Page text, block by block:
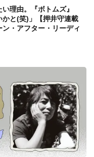
理由。『ボトムズ』
と(笑)」【押井守連載
ン・アフター・リーディ